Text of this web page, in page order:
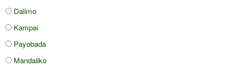
Dalimo
Kampai
Payobada
Mandaliko